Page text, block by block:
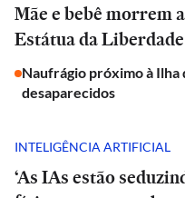
Mãe e bebê morrem
Estátua da
Naufrágio próximo à
desaparecidos
INTELIGÊNCIA ARTIFICIAL
‘As IAs estão